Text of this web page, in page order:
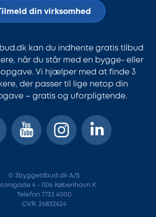
din virksomhed
kan du indhente gratis tilbud
når du står med en bygge- eller
Vi hjælper med at finde 3
der passer til lige netop din
– gratis og uforpligtende.
© 3byggetilbud.dk A/S
4 - 1106 København K
Telefon 7733 4000
CVR: 26832624